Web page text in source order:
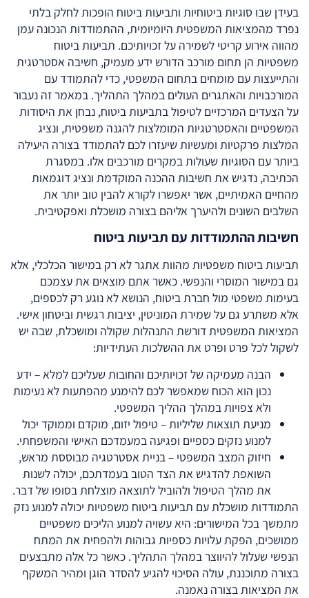
בעידן שבו סוגיות ביטוחיות ותביעות ביטוח הופכות לחלק בלתי
נפרד מהמציאות המשפטית היומיומית, ההתמודדות הנכונה עמן
מהווה אירוע קריטי לשמירה על זכויותיכם. תביעות ביטוח
משפטיות הן תחום מורכב הדורש ידע מעמיק, חשיבה אסטרטגית
והתייעצות עם מומחים בתחום המשפטי, כדי להתמודד עם
המורכבויות והאתגרים העולים במהלך התהליך. במאמר זה נעבור
על הצעדים המרכזיים לטיפול בתביעות ביטוח, נבחן את היסודות
המשפטיים והאסטרטגיות המומלצות להגנה משפטית, ונציג
המלצות פרקטיות ומעשיות שיעזרו לכם להתמודד בצורה היעילה
ביותר עם הסוגיות שעולות במקרים מורכבים אלו. במסגרת
הכתיבה, נדגיש את חשיבות ההכנה המוקדמת ונציג דוגמאות
מהחיים האמיתיים, אשר יאפשרו לקורא להבין טוב יותר את
השלבים השונים ולהיערך אליהם בצורה מושכלת ואפקטיבית.
חשיבות ההתמודדות עם תביעות ביטוח
תביעות ביטוח משפטיות מהוות אתגר לא רק במישור הכלכלי, אלא
גם במישור המוסרי והנפשי. כאשר אתם מוצאים את עצמכם
בעימות משפטי מול חברת ביטוח, הנושא לא נוגע רק לכספים,
אלא משתרע גם על שמירת המוניטין, יציבות רגשית וביטחון אישי.
המציאות המשפטית דורשת התנהלות שקולה ומושכלת, שבה יש
לשקול לכל פרט ופרט את ההשלכות העתידיות:
הבנה מעמיקה של זכויותיכם והחובות שעליכם למלא – ידע
נכון הוא הכוח שמאפשר לכם להימנע מהפתעות לא נעימות
ולא צפויות במהלך ההליך המשפטי.
מניעת תוצאות שליליות – טיפול יזום, מוקדם וממוקד יכול
למנוע נזקים כספיים ופגיעה במעמדכם האישי והמשפחתי.
חיזוק המצב המשפטי – בניית אסטרטגיה מבוססת מראש,
השואפת להדגיש את הצד הטוב בעמדתכם, יכולה לשנות
את מהלך הטיפול ולהוביל לתוצאה מוצלחת בסופו של דבר.
התמודדות מושכלת עם תביעות ביטוח משפטיות יכולה למנוע נזק
מתמשך בכל המישורים: היא עשויה למנוע הליכים משפטיים
ממושכים, הפקת עלויות כספיות גבוהות ולהפחית את המתח
הנפשי שעלול להיווצר במהלך התהליך. כאשר כל אלה מתבצעים
בצורה מתוכננת, עולה הסיכוי להגיע להסדר הוגן ומהיר המשקף
את המציאות בצורה נאמנה.